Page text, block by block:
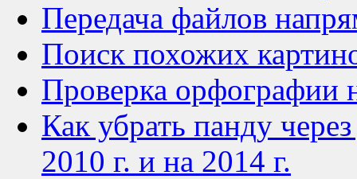
Передача файлов
Поиск похожих
Проверка орфографии
Как убрать панду
2010 г. и на 2014 г.